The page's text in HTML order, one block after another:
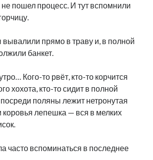
пошел процесс. И тут вспомнили
вывалили прямо в траву и, в полной
банкет.
Кого-то рвёт, кто-то корчится
хохота, кто-то сидит в полной
поляны лежит нетронутая
коровья лепешка — вся в мелких
часто вспоминаться в последнее